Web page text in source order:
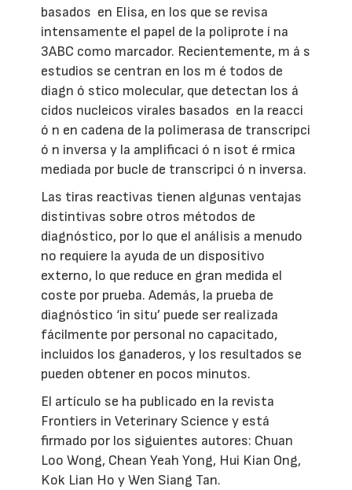
basados en Elisa, en los que se revisa
intensamente el papel de la poliprote í na
3ABC como marcador. Recientemente, m á s
estudios se centran en los m é todos de
diagn ó stico molecular, que detectan los á
cidos nucleicos virales basados en la reacci
ó n en cadena de la polimerasa de transcripci
ó n inversa y la amplificaci ó n isot é rmica
mediada por bucle de transcripci ó n inversa.
Las tiras reactivas tienen algunas ventajas
distintivas sobre otros métodos de
diagnóstico, por lo que el análisis a menudo
no requiere la ayuda de un dispositivo
externo, lo que reduce en gran medida el
coste por prueba. Además, la prueba de
diagnóstico ‘in situ’ puede ser realizada
fácilmente por personal no capacitado,
incluidos los ganaderos, y los resultados se
pueden obtener en pocos minutos.
El artículo se ha publicado en la revista
Frontiers in Veterinary Science y está
firmado por los siguientes autores: Chuan
Loo Wong, Chean Yeah Yong, Hui Kian Ong,
Kok Lian Ho y Wen Siang Tan.